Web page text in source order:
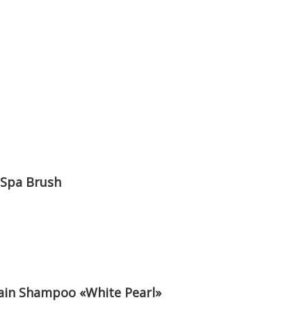
Brush
Shampoo «White Pearl»